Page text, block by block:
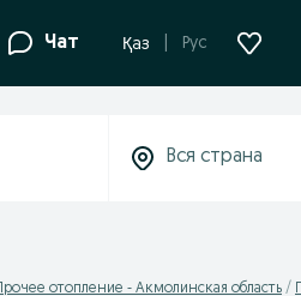
Чат Қаз Рус
Прочее отопление - Акмолинская область